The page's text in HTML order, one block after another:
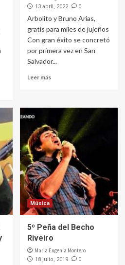
13 abril, 2022 0
Arbolito y Bruno Arias,
gratis para miles de jujeños
Con gran éxito se concretó
por primera vez en San
Salvador...
Leer más
Música
5º Peña del Becho
Riveiro
Maria Eugenia Montero
18 julio, 2019 0